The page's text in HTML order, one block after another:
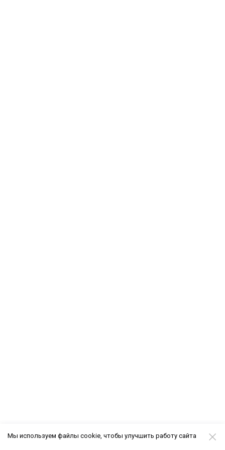
Мы используем файлы cookie, чтобы улучшить работу сайта